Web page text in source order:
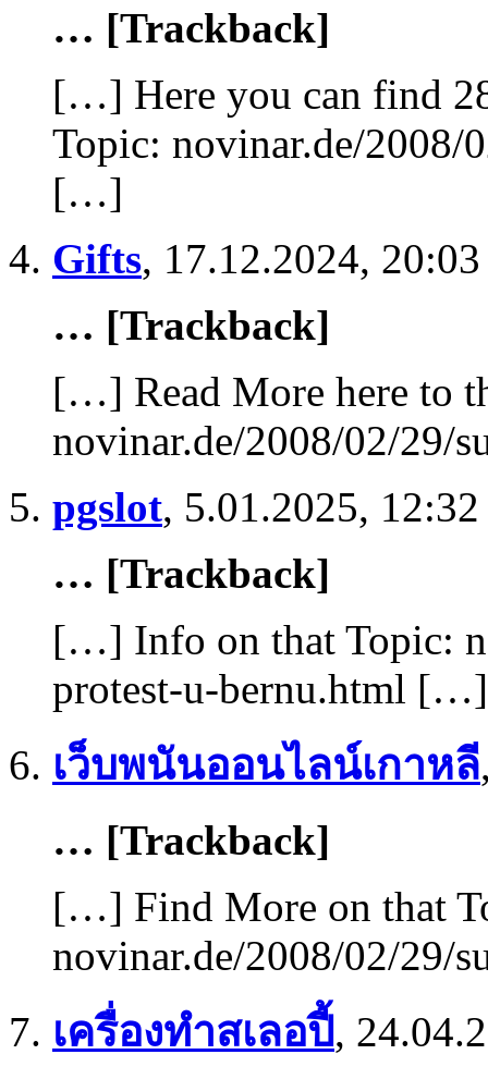
… [Trackback]
[…] Here you can find
Topic: novinar.de/2008/
[…]
Gifts, 17.12.2024, 20:03
… [Trackback]
[…] Read More here to
novinar.de/2008/02/29/
pgslot, 5.01.2025, 12:32
… [Trackback]
[…] Info on that Topic:
protest-u-bernu.html […]
เว็บพนันออนไลน์เกาหลี
… [Trackback]
[…] Find More on that
novinar.de/2008/02/29/
เครื่องทําสเลอปี้,